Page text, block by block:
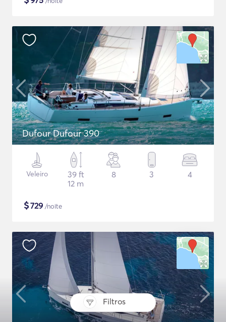
Filtros
Dufour Dufour 390
Veleiro
39 ft
12 m
8 3 4
$729 /noite